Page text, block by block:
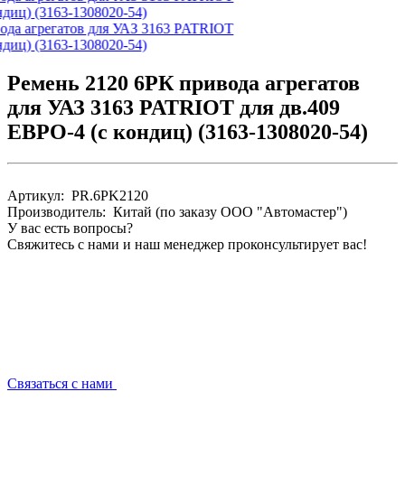
Ремень 2120 6PК привода агрегатов
для УАЗ 3163 PATRIOT для дв.409
ЕВPО-4 (с кондиц) (3163-1308020-54)
Артикул: PR.6PK2120
Производитель: Китай (по заказу ООО "Автомастер")
У вас есть вопросы?
Свяжитесь с нами и наш менеджер проконсультирует вас!
Связаться с нами